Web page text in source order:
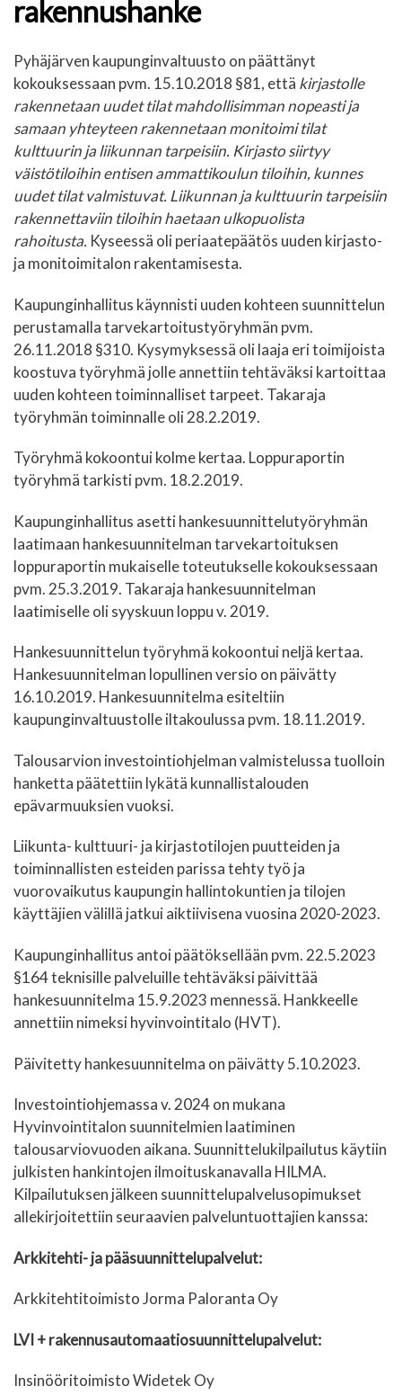
rakennushanke
Pyhäjärven kaupunginvaltuusto on päättänyt
kokouksessaan pvm. 15.10.2018 §81, että kirjastolle
rakennetaan uudet tilat mahdollisimman nopeasti ja
samaan yhteyteen rakennetaan monitoimi tilat
kulttuurin ja liikunnan tarpeisiin. Kirjasto siirtyy
väistötiloihin entisen ammattikoulun tiloihin, kunnes
uudet tilat valmistuvat. Liikunnan ja kulttuurin tarpeisiin
rakennettaviin tiloihin haetaan ulkopuolista
rahoitusta. Kyseessä oli periaatepäätös uuden kirjasto-
ja monitoimitalon rakentamisesta.
Kaupunginhallitus käynnisti uuden kohteen suunnittelun
perustamalla tarvekartoitustyöryhmän pvm.
26.11.2018 §310. Kysymyksessä oli laaja eri toimijoista
koostuva työryhmä jolle annettiin tehtäväksi kartoittaa
uuden kohteen toiminnalliset tarpeet. Takaraja
työryhmän toiminnalle oli 28.2.2019.
Työryhmä kokoontui kolme kertaa. Loppuraportin
työryhmä tarkisti pvm. 18.2.2019.
Kaupunginhallitus asetti hankesuunnittelutyöryhmän
laatimaan hankesuunnitelman tarvekartoituksen
loppuraportin mukaiselle toteutukselle kokouksessaan
pvm. 25.3.2019. Takaraja hankesuunnitelman
laatimiselle oli syyskuun loppu v. 2019.
Hankesuunnittelun työryhmä kokoontui neljä kertaa.
Hankesuunnitelman lopullinen versio on päivätty
16.10.2019. Hankesuunnitelma esiteltiin
kaupunginvaltuustolle iltakoulussa pvm. 18.11.2019.
Talousarvion investointiohjelman valmistelussa tuolloin
hanketta päätettiin lykätä kunnallistalouden
epävarmuuksien vuoksi.
Liikunta- kulttuuri- ja kirjastotilojen puutteiden ja
toiminnallisten esteiden parissa tehty työ ja
vuorovaikutus kaupungin hallintokuntien ja tilojen
käyttäjien välillä jatkui aiktiivisena vuosina 2020-2023.
Kaupunginhallitus antoi päätöksellään pvm. 22.5.2023
§164 teknisille palveluille tehtäväksi päivittää
hankesuunnitelma 15.9.2023 mennessä. Hankkeelle
annettiin nimeksi hyvinvointitalo (HVT).
Päivitetty hankesuunnitelma on päivätty 5.10.2023.
Investointiohjemassa v. 2024 on mukana
Hyvinvointitalon suunnitelmien laatiminen
talousarviovuoden aikana. Suunnittelukilpailutus käytiin
julkisten hankintojen ilmoituskanavalla HILMA.
Kilpailutuksen jälkeen suunnittelupalvelusopimukset
allekirjoitettiin seuraavien palveluntuottajien kanssa:
Arkkitehti- ja pääsuunnittelupalvelut:
Arkkitehtitoimisto Jorma Paloranta Oy
LVI + rakennusautomaatiosuunnittelupalvelut:
Insinööritoimisto Widetek Oy